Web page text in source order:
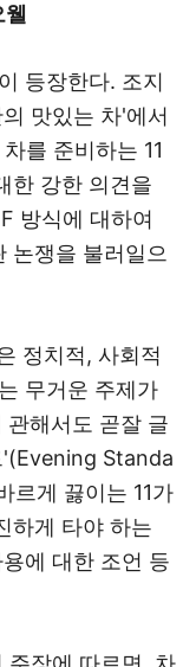
등장한다. 조지
맛있는 차'에서
를 준비하는 11
한 강한 의견을
방식에 대하여
논쟁을 불러일으
정치적, 사회적
무거운 주제가
해서도 곧잘 글
'(Evening Standa
르게 끓이는 11가
하게 타야 하는
에 대한 조언 등